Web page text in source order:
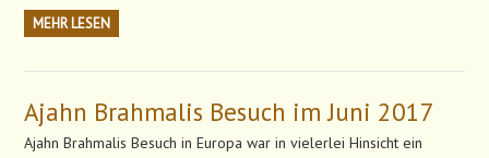
MEHR LESEN
Ajahn Brahmalis Besuch im Juni 2017
Ajahn Brahmalis Besuch in Europa war in vielerlei Hinsicht ein